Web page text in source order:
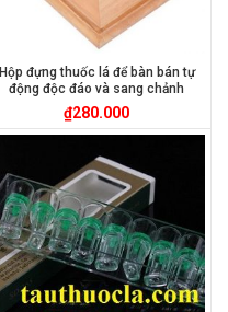
Hộp đựng thuốc lá để bàn bán tự
động độc đáo và sang chảnh
₫280.000